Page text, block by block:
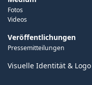
Fotos
Videos
Veröffentlichungen
Pressemitteilungen
Visuelle Identität & Logo